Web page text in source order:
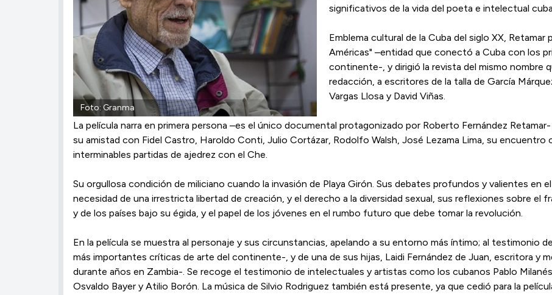
Foto: Granma
significativos de la vida del poeta e intelectual
Emblema cultural de la Cuba del siglo XX,
Américas" –entidad que conectó a Cuba con los
continente-, y dirigió la revista del mismo nombre
redacción, a escritores de la talla de García
Vargas Llosa y David Viñas.
La película narra en primera persona –es el único documental protagonizado por Roberto Fernández
su amistad con Fidel Castro, Haroldo Conti, Julio Cortázar, Rodolfo Walsh, José Lezama Lima, su encuentro
interminables partidas de ajedrez con el Che.
Su orgullosa condición de miliciano cuando la invasión de Playa Girón. Sus debates profundos y valientes en
necesidad de una irrestricta libertad de creación, y el derecho a la diversidad sexual, sus reflexiones sobre el
y de los países bajo su égida, y el papel de los jóvenes en el rumbo futuro que debe tomar la revolución.
En la película se muestra al personaje y sus circunstancias, apelando a su entorno más íntimo; al testimonio
más importantes críticas de arte del continente-, y de una de sus hijas, Laidi Fernández de Juan, escritora y
durante años en Zambia-. Se recoge el testimonio de intelectuales y artistas como los cubanos Pablo
Osvaldo Bayer y Atilio Borón. La música de Silvio Rodriguez también está presente, ya que cedió para la